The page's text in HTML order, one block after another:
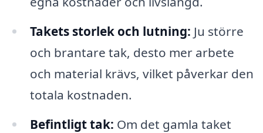
Takets storlek och lutning: Ju större
och brantare tak, desto mer arbete
och material krävs, vilket påverkar den
totala kostnaden.
Befintligt tak: Om det gamla taket